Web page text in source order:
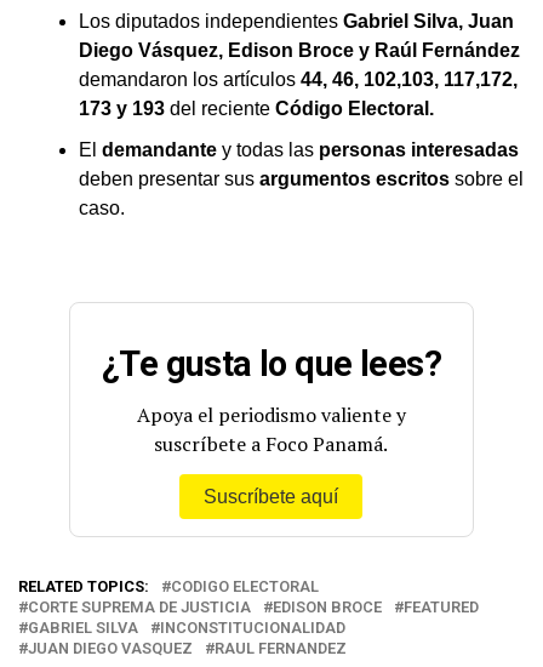
Los diputados independientes Gabriel Silva, Juan
Diego Vásquez, Edison Broce y Raúl Fernández
demandaron los artículos 44, 46, 102,103, 117,172,
173 y 193 del reciente Código Electoral.
El demandante y todas las personas interesadas
deben presentar sus argumentos escritos sobre el
caso.
¿Te gusta lo que lees?
Apoya el periodismo valiente y
suscríbete a Foco Panamá.
Suscríbete aquí
RELATED TOPICS:
CODIGO ELECTORAL
CORTE SUPREMA DE JUSTICIA
EDISON BROCE
FEATURED
GABRIEL SILVA
INCONSTITUCIONALIDAD
JUAN DIEGO VASQUEZ
RAUL FERNANDEZ